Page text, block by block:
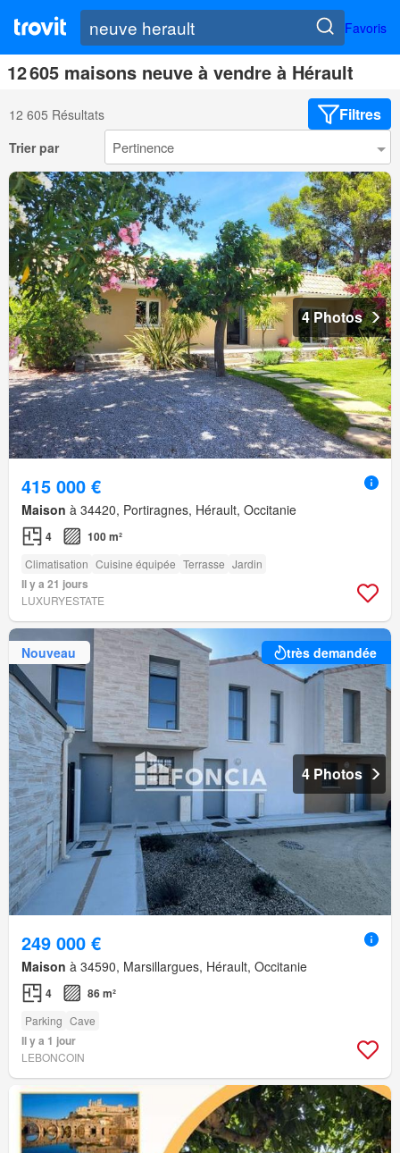
Favoris
12 605 maisons neuve à vendre à Hérault
12 605 Résultats Filtres
Trier par
4 Photos
415 000 €
Maison à 34420, Portiragnes, Hérault, Occitanie
4 100 m²
Climatisation Cuisine équipée Terrasse Jardin
Il y a 21 jours
LUXURYESTATE
Nouveau très demandée
4 Photos
249 000 €
Maison à 34590, Marsillargues, Hérault, Occitanie
4 86 m²
Parking Cave
Il y a 1 jour
LEBONCOIN